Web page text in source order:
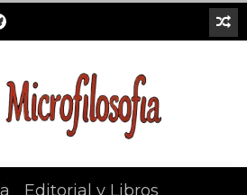
Editorial y Libros